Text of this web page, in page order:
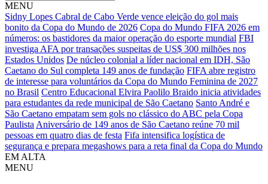
MENU
Sidny Lopes Cabral de Cabo Verde vence eleição do gol mais
bonito da Copa do Mundo de 2026 Copa do Mundo FIFA 2026 em
números: os bastidores da maior operação do esporte mundial FBI
investiga AFA por transações suspeitas de US$ 300 milhões nos
Estados Unidos De núcleo colonial a líder nacional em IDH, São
Caetano do Sul completa 149 anos de fundação FIFA abre registro
de interesse para voluntários da Copa do Mundo Feminina de 2027
no Brasil Centro Educacional Elvira Paolilo Braido inicia atividades
para estudantes da rede municipal de São Caetano Santo André e
São Caetano empatam sem gols no clássico do ABC pela Copa
Paulista Aniversário de 149 anos de São Caetano reúne 70 mil
pessoas em quatro dias de festa Fifa intensifica logística de
segurança e prepara megashows para a reta final da Copa do Mundo
EM ALTA
MENU